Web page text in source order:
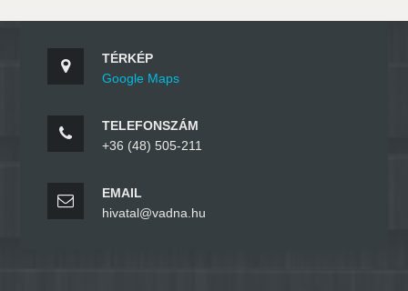
TÉRKÉP
Google Maps
TELEFONSZÁM
+36 (48) 505-211
EMAIL
hivatal@vadna.hu